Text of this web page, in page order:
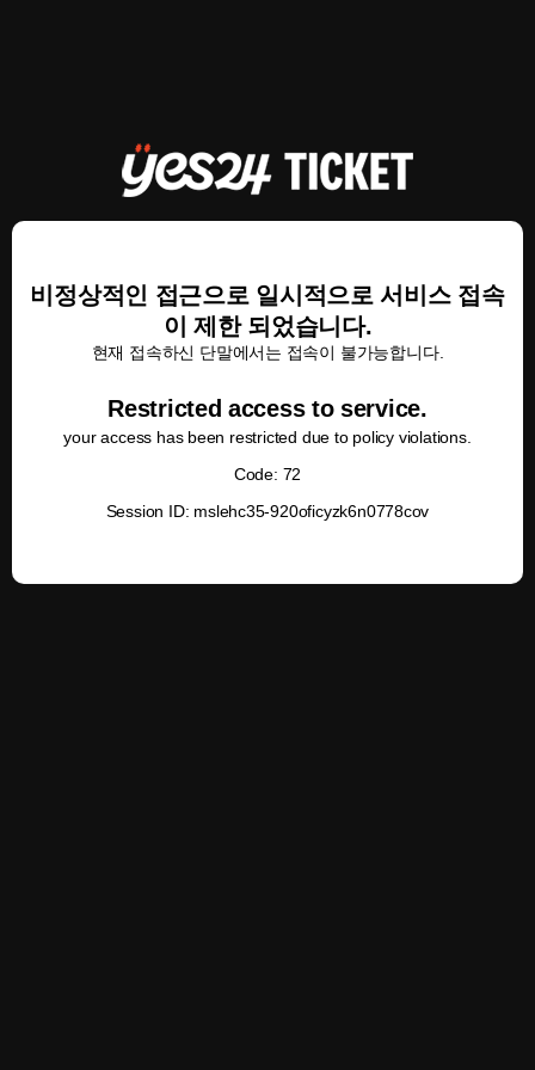
비정상적인 접근으로 일시적으로 서비스 접속
이 제한 되었습니다.
현재 접속하신 단말에서는 접속이 불가능합니다.
Restricted access to service.
your access has been restricted due to policy violations.
Code: 72
Session ID: mslehc35-920oficyzk6n0778cov